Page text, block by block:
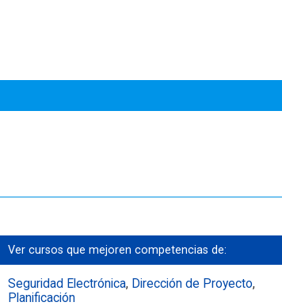
Ver cursos que mejoren competencias de:
Seguridad Electrónica, Dirección de Proyecto,
Planificación